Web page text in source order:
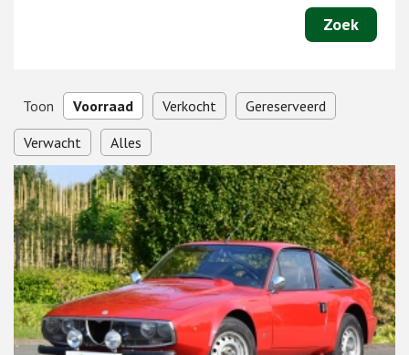
Toon Voorraad Verkocht
Gereserveerd
Verwacht
Alles